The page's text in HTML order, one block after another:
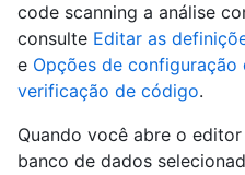
code scanning a análise
consulte Editar as
e Opções de
verificação de código.
Quando você abre o
banco de dados